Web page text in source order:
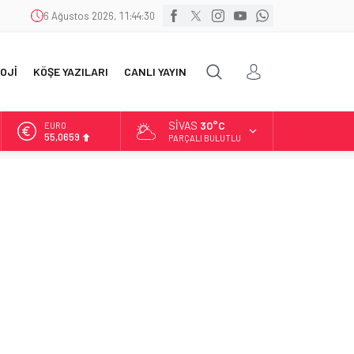
6 Ağustos 2026, 11:44:31
KÖŞE YAZILARI CANLI YAYIN
ALTIN
6.521,17
SIVAS 30°C
PARÇALI BULUTLU